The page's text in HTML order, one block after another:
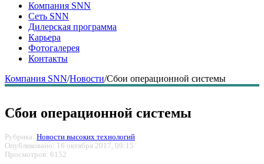
Компания SNN
Сеть SNN
Дилерская программа
Карьера
Фотогалерея
Контакты
Компания SNN/Новости/Сбои операционной системы
Сбои операционной системы
Рубрика: Новости высоких технологий
Опубликовано: 16 октября 2017, 09:15
Просмотров: 6152